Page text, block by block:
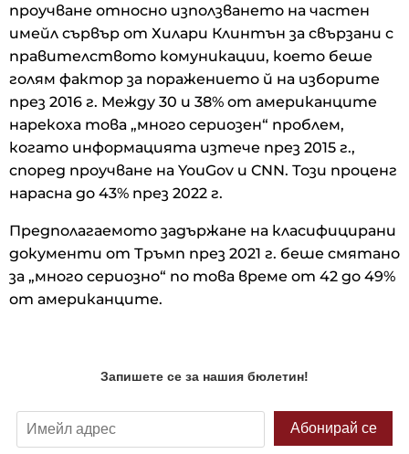
проучване относно използването на частен
имейл сървър от Хилари Клинтън за свързани с
правителството комуникации, което беше
голям фактор за поражението й на изборите
през 2016 г. Между 30 и 38% от американците
нарекоха това „много сериозен“ проблем,
когато информацията изтече през 2015 г.,
според проучване на YouGov и CNN. Този проценг
нарасна до 43% през 2022 г.
Предполагаемото задържане на класифицирани
документи от Тръмп през 2021 г. беше смятано
за „много сериозно“ по това време от 42 до 49%
от американците.